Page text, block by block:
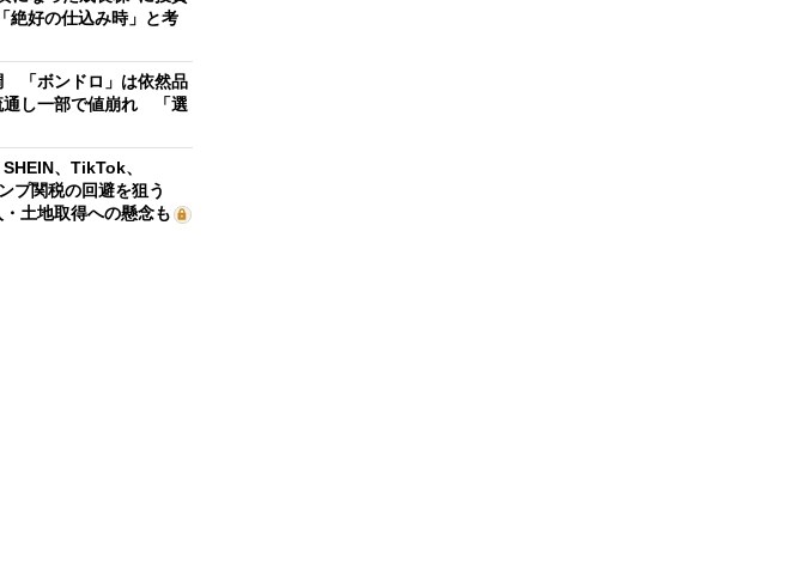
好の仕込み時」と考
「ボンドロ」は依然品
通し一部で値崩れ 「選
、TikTok、
プ関税の回避を狙う
土地取得への懸念も